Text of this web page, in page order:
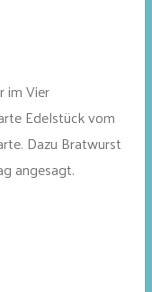
im Vier
Edelstück vom
Dazu Bratwurst
angesagt.